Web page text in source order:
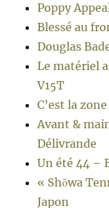
Poppy
Blessé au
Douglas
Le matériel
V15T
C’est la zone
Avant &
Délivrande
Un été 44 –
« Shōwa
Japon